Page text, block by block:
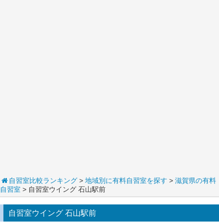
自習室比較ランキング > 地域別に有料自習室を探す > 滋賀県の有料
自習室 > 自習室ウイング 石山駅前
自習室ウイング 石山駅前